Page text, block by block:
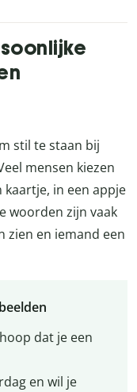
stil te staan bij
mensen kiezen
in een appje
woorden zijn vaak
zien en iemand een
dat je een
en wil je